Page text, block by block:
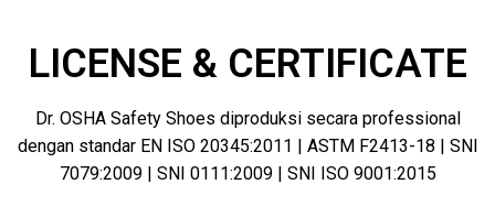
LICENSE & CERTIFICATE
Dr. OSHA Safety Shoes diproduksi secara professional
dengan standar EN ISO 20345:2011 | ASTM F2413-18 | SNI
7079:2009 | SNI 0111:2009 | SNI ISO 9001:2015